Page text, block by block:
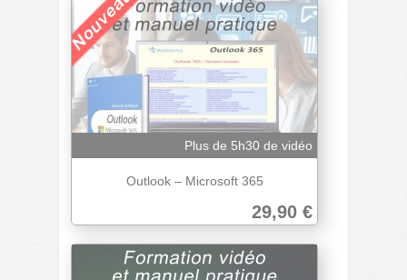
Plus de 5h30 de vidéo
Outlook – Microsoft 365
29,90 €